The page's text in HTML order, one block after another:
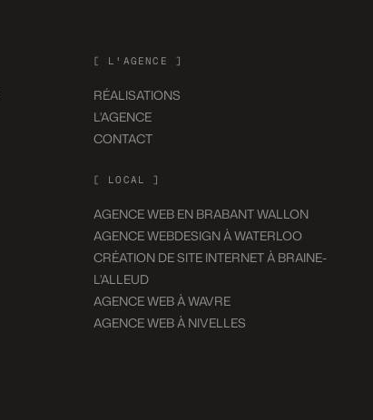
[ L'AGENCE ]
RÉALISATIONS
L'AGENCE
CONTACT
[ LOCAL ]
AGENCE WEB EN BRABANT WALLON
AGENCE WEBDESIGN À WATERLOO
CRÉATION DE SITE INTERNET À BRAINE-
L'ALLEUD
AGENCE WEB À WAVRE
AGENCE WEB À NIVELLES